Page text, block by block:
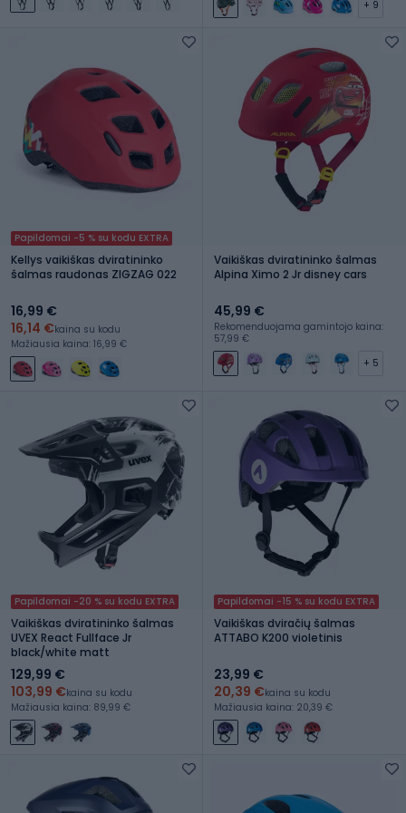
+ 9
Papildomai -5 % su kodu EXTRA
Kellys vaikiškas dviratininko
šalmas raudonas ZIGZAG 022
16,99 €
16,14 €kaina su kodu
Mažiausia kaina: 16,99 €
Vaikiškas dviratininko šalmas
Alpina Ximo 2 Jr disney cars
45,99 €
Rekomenduojama gamintojo kaina:
57,99 €
+ 5
Papildomai -20 % su kodu EXTRA
Vaikiškas dviratininko šalmas
UVEX React Fullface Jr
black/white matt
129,99 €
103,99 €kaina su kodu
Mažiausia kaina: 89,99 €
Papildomai -15 % su kodu EXTRA
Vaikiškas dviračių šalmas
ATTABO K200 violetinis
23,99 €
20,39 €kaina su kodu
Mažiausia kaina: 20,39 €